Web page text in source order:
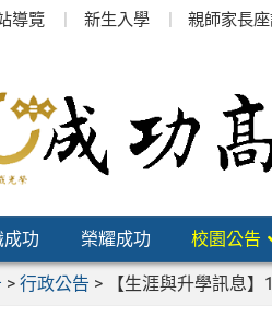
導覽 新生入學 親師家長
成功 榮耀成功 校園公告
> 行政公告 > 【生涯與升學訊息